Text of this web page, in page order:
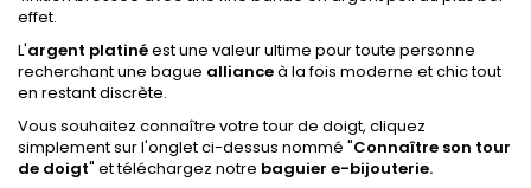
effet.
L'argent platinéest une valeur ultime pour toute personne
recherchant une bague allianceà la fois moderne et chic tout
en restant discrète.
Vous souhaitez connaître votre tour de doigt, cliquez
simplement sur l'onglet ci-dessus nommé "Connaître son tour
de doigt" et téléchargez notre baguier e-bijouterie.